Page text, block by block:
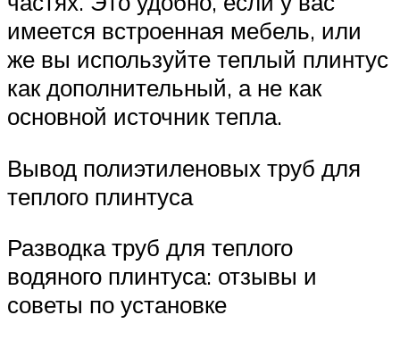
имеется встроенная мебель, или
же вы используйте теплый плинтус
как дополнительный, а не как
основной источник тепла.
Вывод полиэтиленовых труб для
теплого плинтуса
Разводка труб для теплого
водяного плинтуса: отзывы и
советы по установке